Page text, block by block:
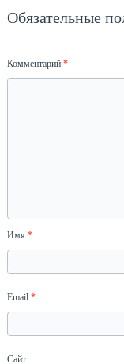
Обязательные
Комментарий*
Имя*
Email*
Сайт